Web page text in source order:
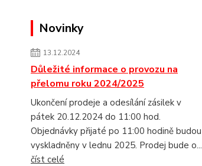
Novinky
13.12.2024
Důležité informace o provozu na
přelomu roku 2024/2025
Ukončení prodeje a odesílání zásilek v
pátek 20.12.2024 do 11:00 hod.
Objednávky přijaté po 11:00 hodině budou
vyskladněny v lednu 2025. Prodej bude o...
číst celé